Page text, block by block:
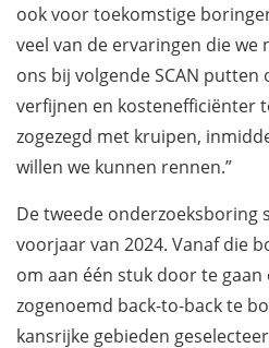
ook voor toekomstige
veel van de ervaringen die
ons bij volgende SCAN
verfijnen en kostenefficiënter
zogezegd met kruipen,
willen we kunnen rennen.”
De tweede onderzoeksboring
voorjaar van 2024. Vanaf die
om aan één stuk door te
zogenoemd back-to-back te
kansrijke gebieden